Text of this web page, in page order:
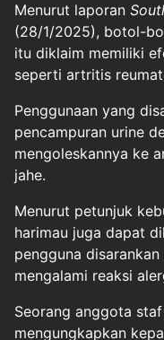
Menurut laporan
(28/1/2025), botol-
itu diklaim memiliki
seperti artritis
Penggunaan yang
pencampuran urine
mengoleskannya ke
jahe.
Menurut petunjuk
harimau juga dapat
pengguna
mengalami reaksi
Seorang anggota
mengungkapkan